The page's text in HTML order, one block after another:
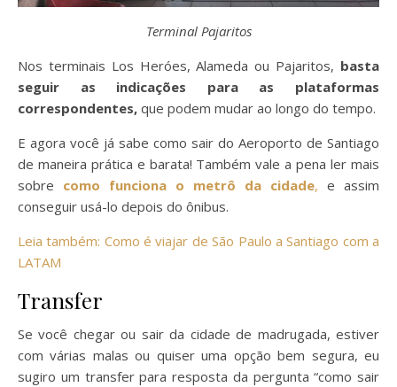
Terminal Pajaritos
Nos terminais Los Heróes, Alameda ou Pajaritos, basta
seguir as indicações para as plataformas
correspondentes, que podem mudar ao longo do tempo.
E agora você já sabe como sair do Aeroporto de Santiago
de maneira prática e barata! Também vale a pena ler mais
sobre como funciona o metrô da cidade, e assim
conseguir usá-lo depois do ônibus.
Leia também: Como é viajar de São Paulo a Santiago com a
LATAM
Transfer
Se você chegar ou sair da cidade de madrugada, estiver
com várias malas ou quiser uma opção bem segura, eu
sugiro um transfer para resposta da pergunta “como sair